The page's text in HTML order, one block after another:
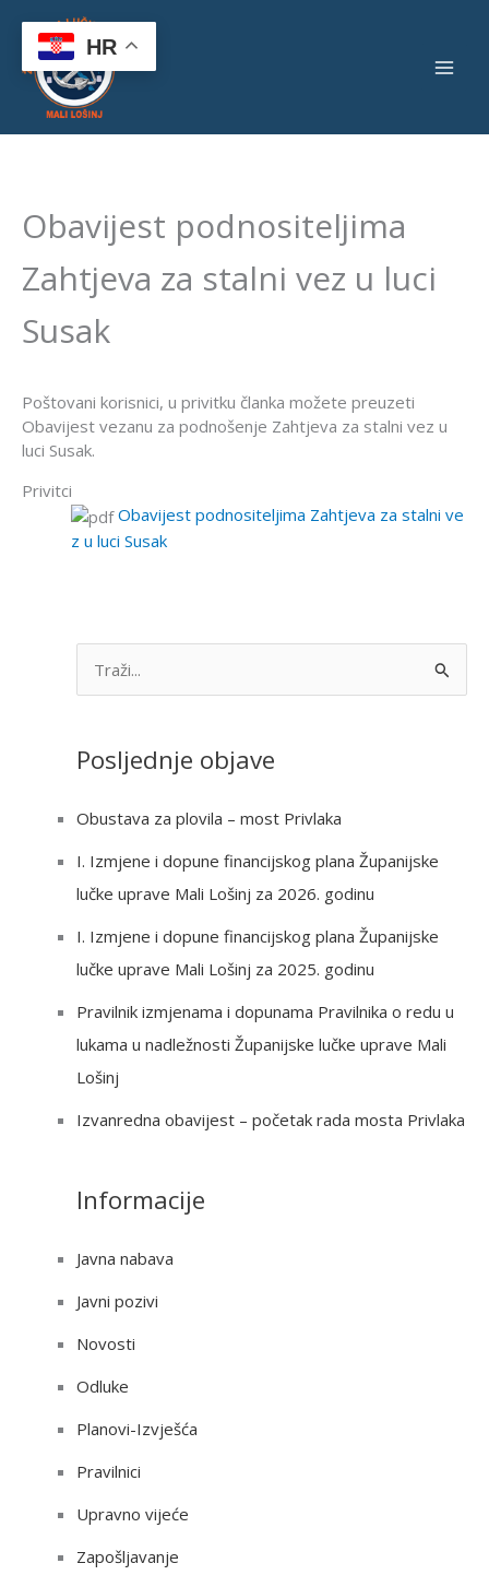
content
Obavijest podnositeljima
Zahtjeva za stalni vez u luci
Susak
Poštovani korisnici, u privitku članka možete preuzeti
Obavijest vezanu za podnošenje Zahtjeva za stalni vez u
luci Susak.
Privitci
Obavijest podnositeljima Zahtjeva za stalni ve
z u luci Susak
r
f
o
r
:
Posljednje objave
Obustava za plovila – most Privlaka
I. Izmjene i dopune financijskog plana Županijske
lučke uprave Mali Lošinj za 2026. godinu
I. Izmjene i dopune financijskog plana Županijske
lučke uprave Mali Lošinj za 2025. godinu
Pravilnik izmjenama i dopunama Pravilnika o redu u
lukama u nadležnosti Županijske lučke uprave Mali
Lošinj
Izvanredna obavijest – početak rada mosta Privlaka
Informacije
Javna nabava
Javni pozivi
Novosti
Odluke
Planovi-Izvješća
Pravilnici
Upravno vijeće
Zapošljavanje
HR